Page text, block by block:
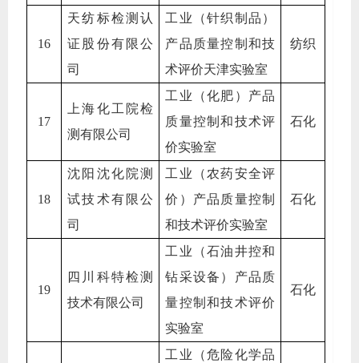
16
天纺标检测认
证股份有限公
司
工业（针织制品）
产品质量控制和技
术评价天津实验室
纺织
17
上海化工院检
测有限公司
工业（化肥）产品
质量控制和技术评
价实验室
石化
18
沈阳沈化院测
试技术有限公
司
工业（农药安全评
价）产品质量控制
和技术评价实验室
石化
19
四川科特检测
技术有限公司
工业（石油井控和
钻采设备）产品质
量控制和技术评价
实验室
石化
工业（危险化学品